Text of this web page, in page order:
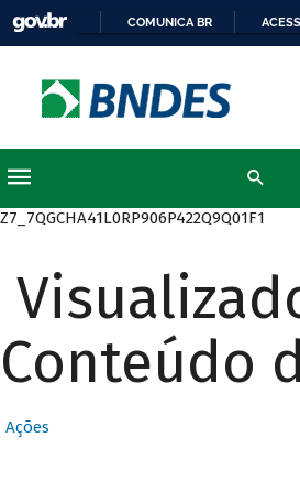
COMUNICA BR
Z7_7QGCHA41L0RP906P422Q9Q01F1
Conteúdo
Ações